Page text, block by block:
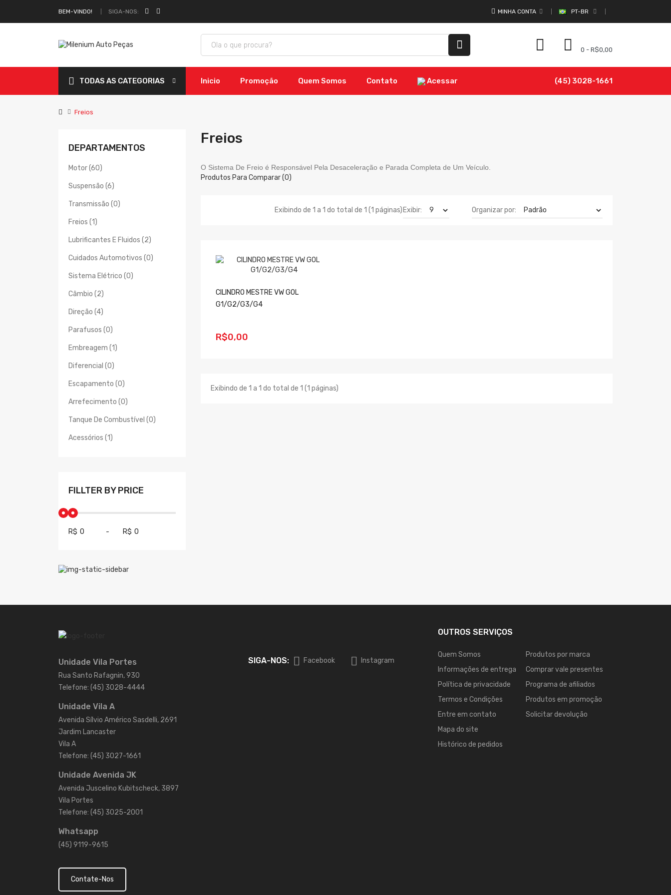
BEM-VINDO! SIGA-NOS: PT-BR
MINHA CONTA
0 - R$0,00
TODAS AS CATEGORIAS Inicio Promoção Quem Somos Contato Acessar (45) 3028-1661
Freios
FILLTER BY PRICE
R$ - R$
DEPARTAMENTOS
Motor (60)
Suspensão (6)
Transmissão (0)
Freios (1)
Lubrificantes E Fluidos (2)
Cuidados Automotivos (0)
Sistema Elétrico (0)
Câmbio (2)
Direção (4)
Parafusos (0)
Embreagem (1)
Diferencial (0)
Escapamento (0)
Arrefecimento (0)
Tanque De Combustível (0)
Acessórios (1)
Freios
O Sistema De Freio é Responsável Pela Desaceleração e Parada Completa de Um Veículo.
Produtos Para Comparar (0)
Exibindo de 1 a 1 do total de 1 (1 páginas) Organizar por:
Exibir:
CILINDRO MESTRE VW GOL
G1/G2/G3/G4
R$0,00
Exibindo de 1 a 1 do total de 1 (1 páginas)
Unidade Vila Portes
Rua Santo Rafagnin, 930
Telefone: (45) 3028-4444
Unidade Vila A
Avenida Sílvio Américo Sasdelli, 2691
Jardim Lancaster
Vila A
Telefone: (45) 3027-1661
Unidade Avenida JK
Avenida Juscelino Kubitscheck, 3897
Vila Portes
Telefone: (45) 3025-2001
Whatsapp
(45) 9119-9615
Contate-Nos
SIGA-NOS: Facebook Instagram
OUTROS SERVIÇOS
Quem Somos
Informações de entrega
Política de privacidade
Termos e Condições
Entre em contato
Mapa do site
Histórico de pedidos
Produtos por marca
Comprar vale presentes
Programa de afiliados
Produtos em promoção
Solicitar devolução